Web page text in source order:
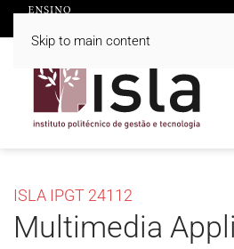
Skip to main content
ISLA IPGT 24112
Multimedia